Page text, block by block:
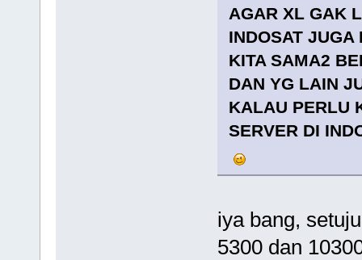
AGAR XL GAK
INDOSAT JUGA
KITA SAMA2
DAN YG LAIN
KALAU PERLU
SERVER DI
iya bang,
5300 dan